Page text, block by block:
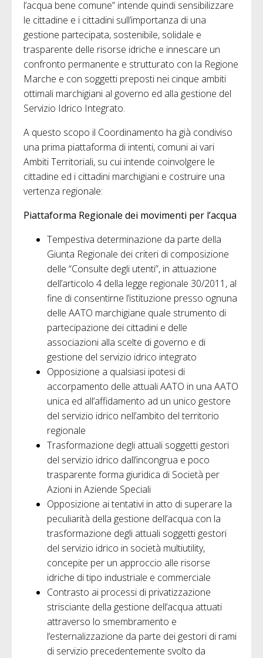
l’acqua bene comune” intende quindi sensibilizzare
le cittadine e i cittadini sull’importanza di una
gestione partecipata, sostenibile, solidale e
trasparente delle risorse idriche e innescare un
confronto permanente e strutturato con la Regione
Marche e con soggetti preposti nei cinque ambiti
ottimali marchigiani al governo ed alla gestione del
Servizio Idrico Integrato.
A questo scopo il Coordinamento ha già condiviso
una prima piattaforma di intenti, comuni ai vari
Ambiti Territoriali, su cui intende coinvolgere le
cittadine ed i cittadini marchigiani e costruire una
vertenza regionale:
Piattaforma Regionale dei movimenti per l’acqua
Tempestiva determinazione da parte della
Giunta Regionale dei criteri di composizione
delle “Consulte degli utenti”, in attuazione
dell’articolo 4 della legge regionale 30/2011, al
fine di consentirne l’istituzione presso ognuna
delle AATO marchigiane quale strumento di
partecipazione dei cittadini e delle
associazioni alla scelte di governo e di
gestione del servizio idrico integrato
Opposizione a qualsiasi ipotesi di
accorpamento delle attuali AATO in una AATO
unica ed all’affidamento ad un unico gestore
del servizio idrico nell’ambito del territorio
regionale
Trasformazione degli attuali soggetti gestori
del servizio idrico dall’incongrua e poco
trasparente forma giuridica di Società per
Azioni in Aziende Speciali
Opposizione ai tentativi in atto di superare la
peculiarità della gestione dell’acqua con la
trasformazione degli attuali soggetti gestori
del servizio idrico in società multiutility,
concepite per un approccio alle risorse
idriche di tipo industriale e commerciale
Contrasto ai processi di privatizzazione
strisciante della gestione dell’acqua attuati
attraverso lo smembramento e
l’esternalizzazione da parte dei gestori di rami
di servizio precedentemente svolto da